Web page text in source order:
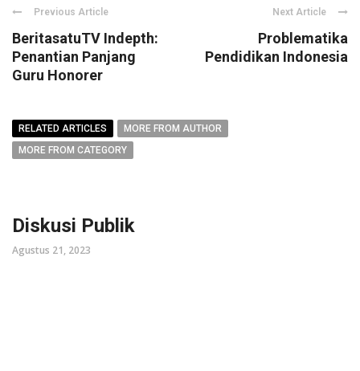
Previous Article
BeritasatuTV Indepth:
Penantian Panjang
Guru Honorer
Next Article
Problematika
Pendidikan Indonesia
RELATED ARTICLES
MORE FROM AUTHOR
MORE FROM CATEGORY
Diskusi Publik
Agustus 21, 2023